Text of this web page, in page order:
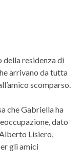
della residenza di
arrivano da tutta
scomparso.
che Gabriella ha
dato
Lisiero,
gli amici